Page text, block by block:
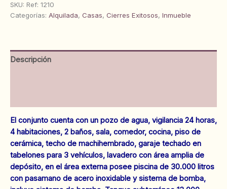
SKU: Ref: 1210
Categorías: Alquilada, Casas, Cierres Exitosos, Inmueble
Descripción
El conjunto cuenta con un pozo de agua, vigilancia 24 horas,
4 habitaciones, 2 baños, sala, comedor, cocina, piso de
cerámica, techo de machihembrado, garaje techado en
tabelones para 3 vehículos, lavadero con área amplia de
depósito, en el área externa posee piscina de 30.000 litros
con pasamano de acero inoxidable y sistema de bomba,